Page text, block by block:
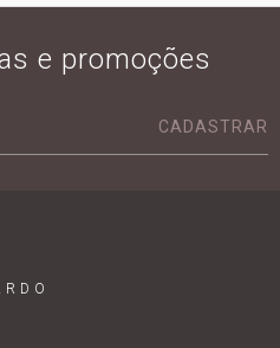
e promoções
CADASTRAR